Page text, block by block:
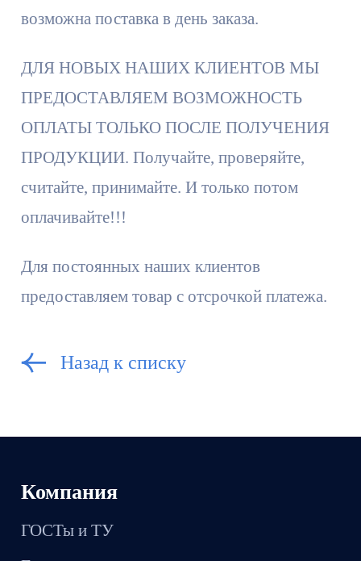
возможна поставка в день заказа.
ДЛЯ НОВЫХ НАШИХ КЛИЕНТОВ МЫ
ПРЕДОСТАВЛЯЕМ ВОЗМОЖНОСТЬ
ОПЛАТЫ ТОЛЬКО ПОСЛЕ ПОЛУЧЕНИЯ
ПРОДУКЦИИ. Получайте, проверяйте,
считайте, принимайте. И только потом
оплачивайте!!!
Для постоянных наших клиентов
предоставляем товар с отсрочкой платежа.
Назад к списку
Компания
ГОСТы и ТУ